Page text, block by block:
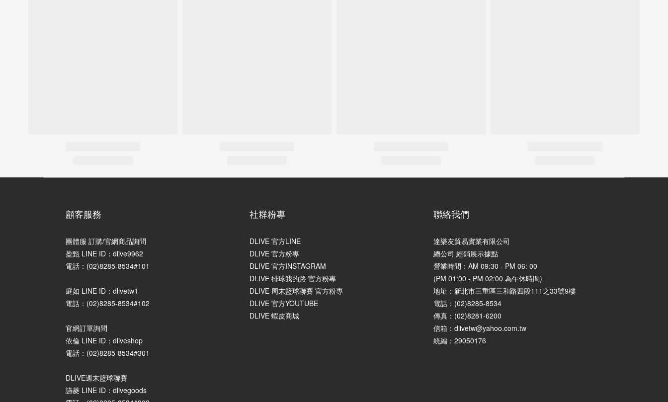
顧客服務
團體服 訂購/官網商品詢問
盈甄 LINE ID：dlive9962
電話：(02)8285-8534#101
庭如 LINE ID：dlivetw1
電話：(02)8285-8534#102
官網訂單詢問
依倫 LINE ID：dliveshop
電話：(02)8285-8534#301
DLIVE週末籃球聯賽
讌菱 LINE ID：dlivegoods
社群粉專
DLIVE 官方LINE
DLIVE 官方粉專
DLIVE 官方INSTAGRAM
DLIVE 排球我的路 官方粉專
DLIVE 周末籃球聯賽 官方粉專
DLIVE 官方YOUTUBE
DLIVE 蝦皮商城
聯絡我們
達樂友貿易實業有限公司
總公司 經銷展示據點
營業時間：AM 09:30 - PM 06: 00
(PM 01:00 - PM 02:00 為午休時間)
地址： 新北市三重區三和路四段111之33號9樓
電話：(02)8285-8534
傳真：(02)8281-6200
信箱：dlivetw@yahoo.com.tw
統編：29050176